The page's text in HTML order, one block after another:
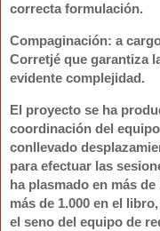
correcta formulación.
Compaginación: a
Corretjé que garantiza
evidente complejidad.
El proyecto se ha
coordinación del
conllevado
para efectuar las
ha plasmado en más
más de 1.000 en el
el seno del equipo de